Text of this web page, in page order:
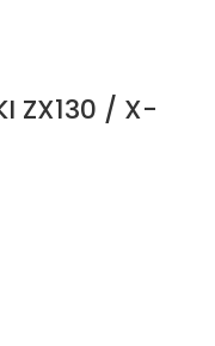
ZX130 / X-